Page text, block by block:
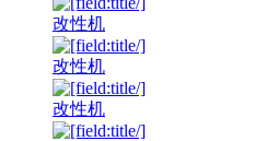
改性机
改性机
改性机